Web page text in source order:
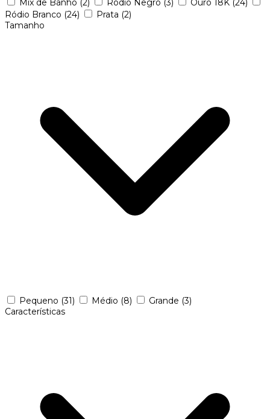
Mix de Banho (2) Ródio Negro (3) Ouro 18K (24)
Ródio Branco (24) Prata (2)
Tamanho
Pequeno (31) Médio (8) Grande (3)
Características